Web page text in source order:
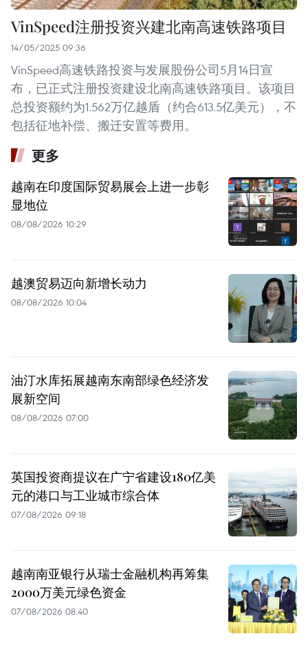
VinSpeed注册投资兴建北南高速铁路项目
14/05/2025 09:36
VinSpeed高速铁路投资与发展股份公司5月14日宣
布，已正式注册投资建设北南高速铁路项目。该项目
总投资额约为1.562万亿越盾（约合613.5亿美元），不
包括征地补偿、搬迁安置等费用。
更多
越南在印度国际贸易展会上进一步彰
显地位
08/08/2026 10:29
越澳贸易迈向新增长动力
08/08/2026 10:04
油汀水库拓展越南东南部绿色经济发
展新空间
08/08/2026 07:00
英国投资商提议在广宁省建设180亿美
元的港口与工业城市综合体
07/08/2026 09:18
越南南亚银行从瑞士金融机构再筹集
2000万美元绿色资金
07/08/2026 08:40